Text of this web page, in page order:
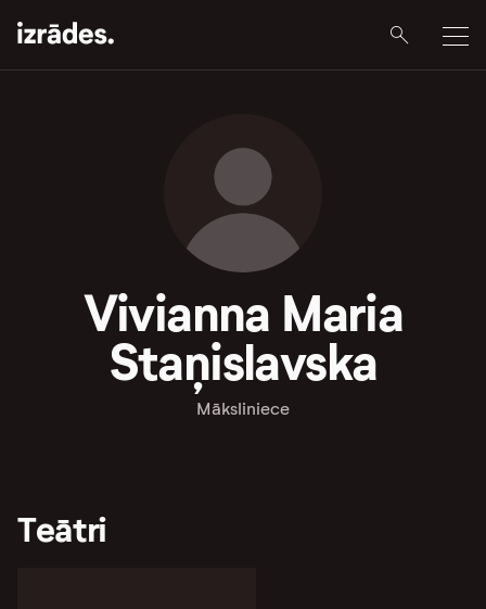
Vivianna Maria
Staņislavska
Māksliniece
Teātri